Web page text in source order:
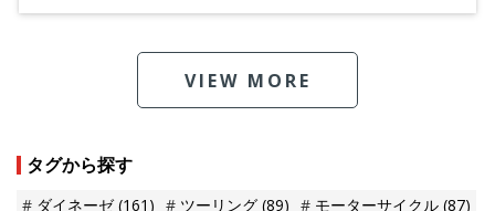
VIEW MORE
タグから探す
ダイネーゼ(161) ツーリング (89) モーターサイクル (87)